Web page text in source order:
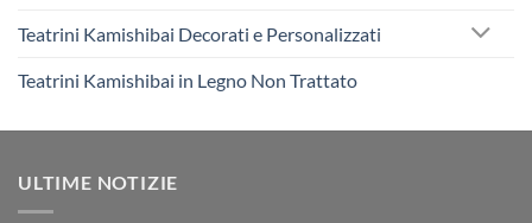
Teatrini Kamishibai Decorati e Personalizzati
Teatrini Kamishibai in Legno Non Trattato
ULTIME NOTIZIE